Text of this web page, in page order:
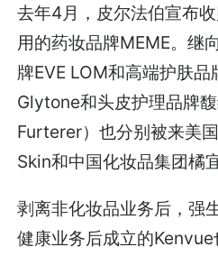
去年4月，皮尔法伯宣布
用的药妆品牌MEME。继
牌EVE LOM和高端护肤品
Glytone和头皮护理品牌
Furterer）也分别被来美
Skin和中国化妆品集团橘
剥离非化妆品业务后，强
健康业务后成立的